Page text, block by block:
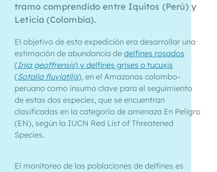
tramo comprendido entre Iquitos (Perú) y
Leticia (Colombia).
El objetivo de esta expedición era desarrollar una
estimación de abundancia de delfines rosados
(Inia geoffrensis) y delfines grises o tucuxis
(Sotalia fluviatilis), en el Amazonas colombo-
peruano como insumo clave para el seguimiento
de estas dos especies, que se encuentran
clasificadas en la categoría de amenaza En Peligro
(EN), según la IUCN Red List of Threatened
Species.
El monitoreo de las poblaciones de delfines es